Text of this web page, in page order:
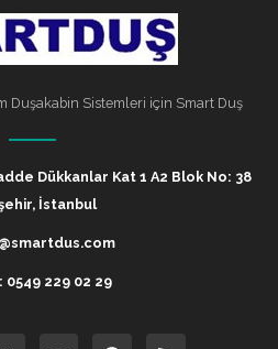
Duşakabin Sistemleri için Smart Duş
Dükkanlar Kat 1 A2 Blok No: 38
İstanbul
0549 229 02 29